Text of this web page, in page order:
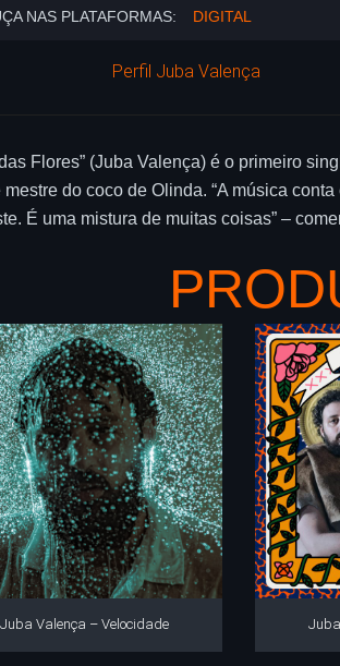
NAS PLATAFORMAS: DIGITAL
Perfil Juba Valença
Flores” (Juba Valença) é o primeiro
mestre do coco de Olinda. “A música
É uma mistura de muitas coisas” –
Juba Valença – Velocidade